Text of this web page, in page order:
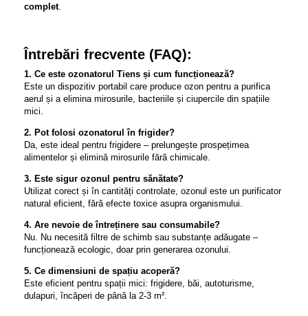
complet.
Întrebări frecvente (FAQ):
1. Ce este ozonatorul Tiens și cum funcționează?
Este un dispozitiv portabil care produce ozon pentru a purifica
aerul și a elimina mirosurile, bacteriile și ciupercile din spațiile
mici.
2. Pot folosi ozonatorul în frigider?
Da, este ideal pentru frigidere – prelungește prospețimea
alimentelor și elimină mirosurile fără chimicale.
3. Este sigur ozonul pentru sănătate?
Utilizat corect și în cantități controlate, ozonul este un purificator
natural eficient, fără efecte toxice asupra organismului.
4. Are nevoie de întreținere sau consumabile?
Nu. Nu necesită filtre de schimb sau substanțe adăugate –
funcționează ecologic, doar prin generarea ozonului.
5. Ce dimensiuni de spațiu acoperă?
Este eficient pentru spații mici: frigidere, băi, autoturisme,
dulapuri, încăperi de până la 2-3 m².